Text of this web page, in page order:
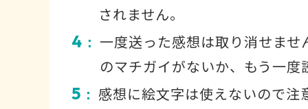
されません。
4 ： 一度送った感想は取り消せませ
のマチガイがないか、もう一度
5 ： 感想に絵文字は使えないので注